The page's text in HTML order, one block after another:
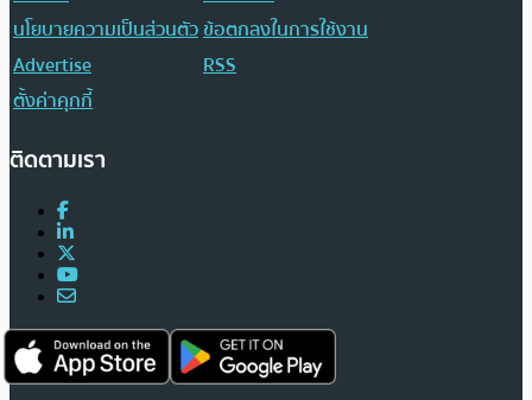
นโยบายความเป็นส่วนตัวข้อตกลงในการใช้งาน
Advertise
RSS
ตั้งค่าคุกกี้
ติดตามเรา